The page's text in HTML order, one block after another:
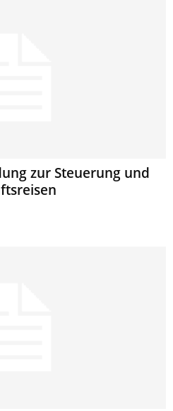
zur Steuerung und